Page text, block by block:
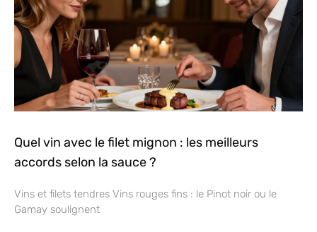
Quel vin avec le filet mignon : les meilleurs
accords selon la sauce ?
Vins et filets tendres Vins rouges fins : le Pinot noir ou le
Gamay soulignent